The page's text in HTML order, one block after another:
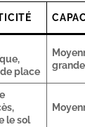
place
grande
le sol